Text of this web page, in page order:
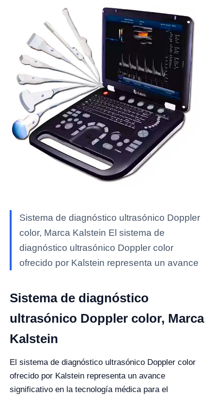
Sistema de diagnóstico ultrasónico Doppler
color, Marca Kalstein El sistema de
diagnóstico ultrasónico Doppler color
ofrecido por Kalstein representa un avance
Sistema de diagnóstico
ultrasónico Doppler color, Marca
Kalstein
El sistema de diagnóstico ultrasónico Doppler color
ofrecido por Kalstein representa un avance
significativo en la tecnología médica para el